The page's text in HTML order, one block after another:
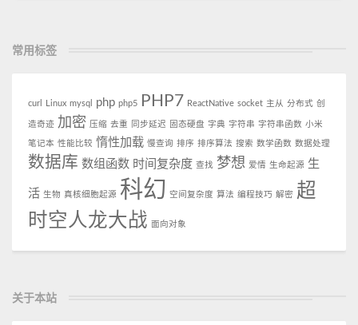
常用标签
curl Linux mysql php php5 PHP7 ReactNative socket 主从 分布式 创
造奇迹 加密 压缩 去重 同步延迟 固态硬盘 字典 字符串 字符串函数 小米
笔记本 性能比较 惰性加载 慢查询 排序 排序算法 搜索 数学函数 数据处理
数据库 数组函数 时间复杂度 查找 梦想 爱情 生命起源 生
活 生物 真核细胞起源 科幻 空间复杂度 算法 编程技巧 解密 超
时空人龙大战 面向对象
关于本站